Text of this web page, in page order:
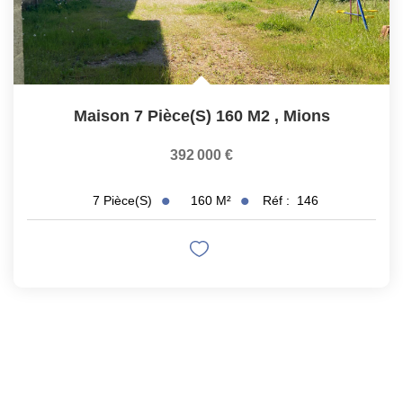
Maison 7 Pièce(s) 160 M2 , Mions
392 000 €
7 Pièce(s) 160 M² Réf : 146